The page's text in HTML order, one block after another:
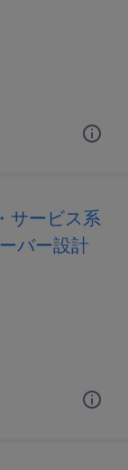
サービス系
バー設計